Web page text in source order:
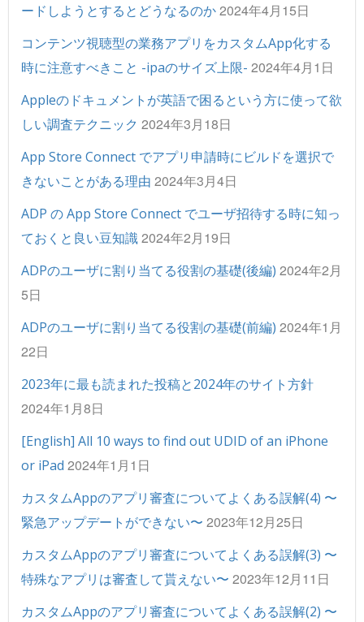
ードしようとするとどうなるのか2024年4月15日
コンテンツ視聴型の業務アプリをカスタムApp化する
時に注意すべきこと -ipaのサイズ上限- 2024年4月1日
Appleのドキュメントが英語で困るという方に使って欲
しい調査テクニック 2024年3月18日
App Store Connect でアプリ申請時にビルドを選択で
きないことがある理由 2024年3月4日
ADP の App Store Connect でユーザ招待する時に知っ
ておくと良い豆知識2024年2月19日
ADPのユーザに割り当てる役割の基礎(後編) 2024年2月
5日
ADPのユーザに割り当てる役割の基礎(前編) 2024年1月
22日
2023年に最も読まれた投稿と2024年のサイト方針
2024年1月8日
[English] All 10 ways to find out UDID of an iPhone
or iPad 2024年1月1日
カスタムAppのアプリ審査についてよくある誤解(4) 〜
緊急アップデートができない〜 2023年12月25日
カスタムAppのアプリ審査についてよくある誤解(3) 〜
特殊なアプリは審査して貰えない〜 2023年12月11日
カスタムAppのアプリ審査についてよくある誤解(2) 〜